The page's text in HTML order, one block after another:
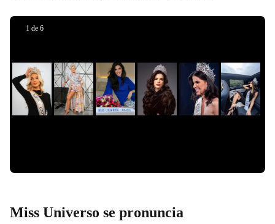
1de 6
Miss
2025
Slide 1 de 0
Miss Universo se pronuncia